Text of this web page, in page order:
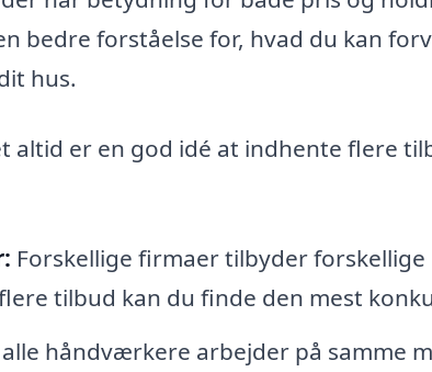
bedre forståelse for, hvad du kan
hus.
altid er en god idé at indhente flere
Forskellige firmaer tilbyder
tilbud kan du finde den mest
håndværkere arbejder på samme